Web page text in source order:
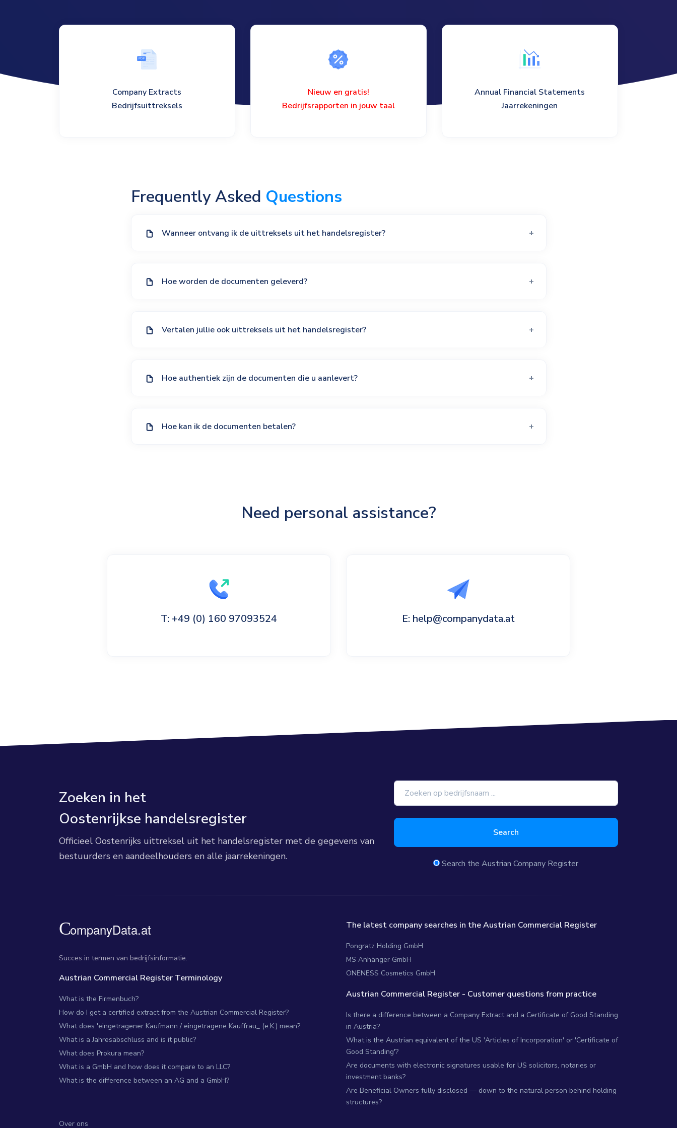
PD F
Company Extracts
Bedrijfsuittreksels
Nieuw en gratis!
Bedrijfsrapporten in jouw taal
Annual Financial Statements
Jaarrekeningen
Frequently Asked Questions
Wanneer ontvang ik de uittreksels uit het handelsregister?
Hoe worden de documenten geleverd?
Vertalen jullie ook uittreksels uit het handelsregister?
Hoe authentiek zijn de documenten die u aanlevert?
Hoe kan ik de documenten betalen?
Need personal assistance?
T: +49 (0) 160 97093524 E: help@companydata.at
Zoeken in het
Oostenrijkse handelsregister
Officieel Oostenrijks uittreksel uit het handelsregister met de gegevens van
bestuurders en aandeelhouders en alle jaarrekeningen.
Search
Search the Austrian Company Register
Succes in termen van bedrijfsinformatie.
Austrian Commercial Register Terminology
What is the Firmenbuch?
How do I get a certified extract from the Austrian Commercial Register?
What does 'eingetragener Kaufmann / eingetragene Kauffrau_ (e.K.) mean?
What is a Jahresabschluss and is it public?
What does Prokura mean?
What is a GmbH and how does it compare to an LLC?
What is the difference between an AG and a GmbH?
The latest company searches in the Austrian Commercial Register
Pongratz Holding GmbH
MS Anhänger GmbH
ONENESS Cosmetics GmbH
Austrian Commercial Register - Customer questions from practice
Is there a difference between a Company Extract and a Certificate of Good Standing
in Austria?
What is the Austrian equivalent of the US 'Articles of Incorporation' or 'Certificate of
Good Standing'?
Are documents with electronic signatures usable for US solicitors, notaries or
investment banks?
Are Beneficial Owners fully disclosed — down to the natural person behind holding
structures?
Over ons